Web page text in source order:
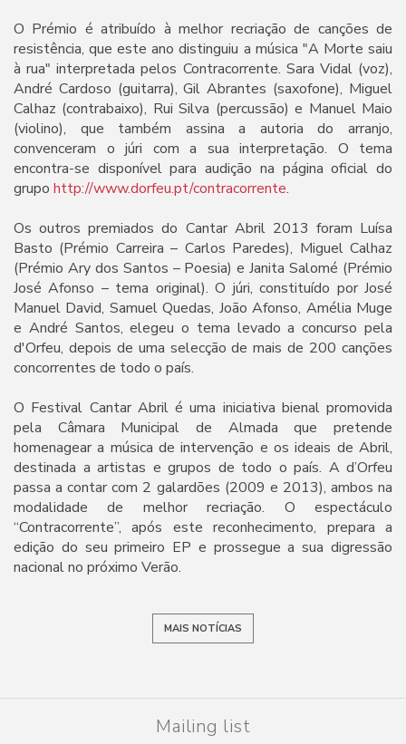
O Prémio é atribuído à melhor recriação de canções de
resistência, que este ano distinguiu a música "A Morte saiu
à rua" interpretada pelos Contracorrente. Sara Vidal (voz),
André Cardoso (guitarra), Gil Abrantes (saxofone), Miguel
Calhaz (contrabaixo), Rui Silva (percussão) e Manuel Maio
(violino), que também assina a autoria do arranjo,
convenceram o júri com a sua interpretação. O tema
encontra-se disponível para audição na página oficial do
grupo http://www.dorfeu.pt/contracorrente.
Os outros premiados do Cantar Abril 2013 foram Luísa
Basto (Prémio Carreira – Carlos Paredes), Miguel Calhaz
(Prémio Ary dos Santos – Poesia) e Janita Salomé (Prémio
José Afonso – tema original). O júri, constituído por José
Manuel David, Samuel Quedas, João Afonso, Amélia Muge
e André Santos, elegeu o tema levado a concurso pela
d'Orfeu, depois de uma selecção de mais de 200 canções
concorrentes de todo o país.
O Festival Cantar Abril é uma iniciativa bienal promovida
pela Câmara Municipal de Almada que pretende
homenagear a música de intervenção e os ideais de Abril,
destinada a artistas e grupos de todo o país. A d’Orfeu
passa a contar com 2 galardões (2009 e 2013), ambos na
modalidade de melhor recriação. O espectáculo
“Contracorrente”, após este reconhecimento, prepara a
edição do seu primeiro EP e prossegue a sua digressão
nacional no próximo Verão.
MAIS NOTÍCIAS
Mailing list